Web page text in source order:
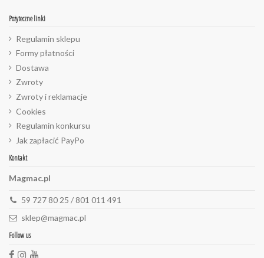
Pożyteczne linki
Regulamin sklepu
Formy płatności
Dostawa
Zwroty
Zwroty i reklamacje
Cookies
Regulamin konkursu
Jak zapłacić PayPo
Kontakt
Magmac.pl
59 727 80 25 / 801 011 491
sklep@magmac.pl
Follow us